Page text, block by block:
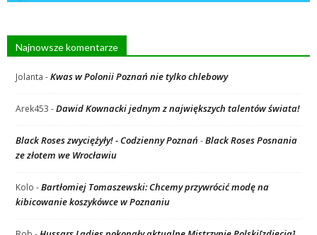
Najnowsze komentarze
Jolanta -Kwas w Polonii Poznań nie tylko chlebowy
Arek453 -Dawid Kownacki jednym z największych talentów świata!
Black Roses zwyciężyły! - Codzienny Poznań -Black Roses Posnania
ze złotem we Wrocławiu
Kolo -Bartłomiej Tomaszewski: Chcemy przywrócić modę na
kibicowanie koszykówce w Poznaniu